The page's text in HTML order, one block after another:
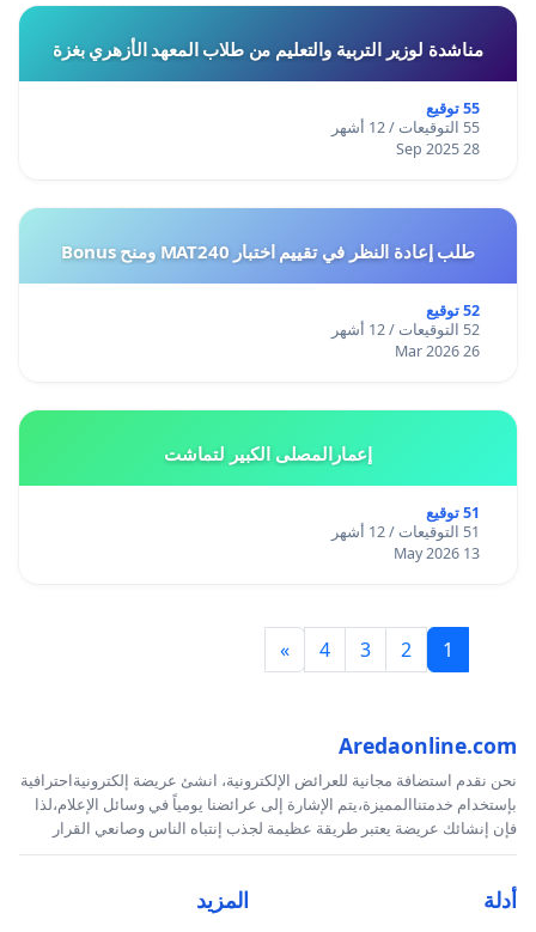
مناشدة لوزير التربية والتعليم من طلاب المعهد الأزهري بغزة
55 توقيع
55 التوقيعات / 12 أشهر
28 Sep 2025
طلب إعادة النظر في تقييم اختبار MAT240 ومنح Bonus
52 توقيع
52 التوقيعات / 12 أشهر
26 Mar 2026
إعمارالمصلى الكبير لتماشت
51 توقيع
51 التوقيعات / 12 أشهر
13 May 2026
1
2
3
4
»
Aredaonline.com
نحن نقدم استضافة مجانية للعرائض الإلكترونية، انشئ عريضة إلكترونيةاحترافية
بإستخدام خدمتناالمميزة،يتم الإشارة إلى عرائضنا يومياً في وسائل الإعلام،لذا
فإن إنشائك عريضة يعتبر طريقة عظيمة لجذب إنتباه الناس وصانعي القرار
أدلة المزيد